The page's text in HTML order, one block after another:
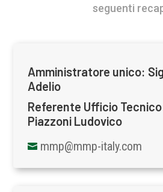
seguenti
Amministratore unico:
Adelio
Referente Ufficio
Piazzoni Ludovico
 mmp@mmp-italy.com